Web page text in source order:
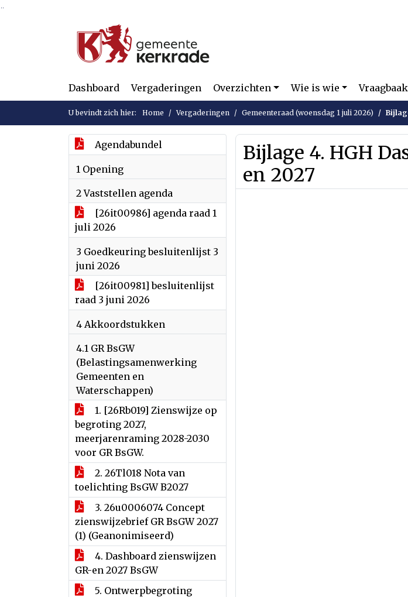
Dashboard Vergaderingen Overzichten Wie is wie Vraagbaak
U bevindt zich hier: Home Vergaderingen Gemeenteraad (woensdag 1 juli 2026)
Agendabundel
1 Opening
2 Vaststellen agenda
[26it00986] agenda raad 1
juli 2026
3 Goedkeuring besluitenlijst 3
juni 2026
[26it00981] besluitenlijst
raad 3 juni 2026
4 Akkoordstukken
4.1 GR BsGW
(Belastingsamenwerking
Gemeenten en
Waterschappen)
1. [26Rb019] Zienswijze op
begroting 2027,
meerjarenraming 2028-2030
voor GR BsGW.
2. 26Tl018 Nota van
toelichting BsGW B2027
3. 26u0006074 Concept
zienswijzebrief GR BsGW 2027
(1) (Geanonimiseerd)
4. Dashboard zienswijzen
GR-en 2027 BsGW
5. Ontwerpbegroting
Bijlage 4. HGH
en 2027